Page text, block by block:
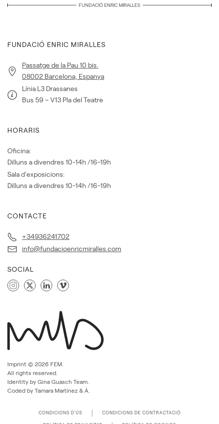
FUNDACIÓ ENRIC MIRALLES
FUNDACIÓ ENRIC MIRALLES
Passatge de la Pau 10 bis.
08002 Barcelona, Espanya
Línia L3 Drassanes
Bus 59 – V13 Pla del Teatre
HORARIS
Oficina:
Dilluns a divendres 10-14h /16-19h
Sala d'exposicions:
Dilluns a divendres 10-14h /16-19h
CONTACTE
+34936241702
info@fundacioenricmiralles.com
SOCIAL
Imprint © 2026 FEM.
All rights reserved.
Identity by Gina Guasch Team.
Coded by Tamara Martínez & À.
CONDICIONS D’ÚS CONDICIONS DE CONTRACTACIÓ